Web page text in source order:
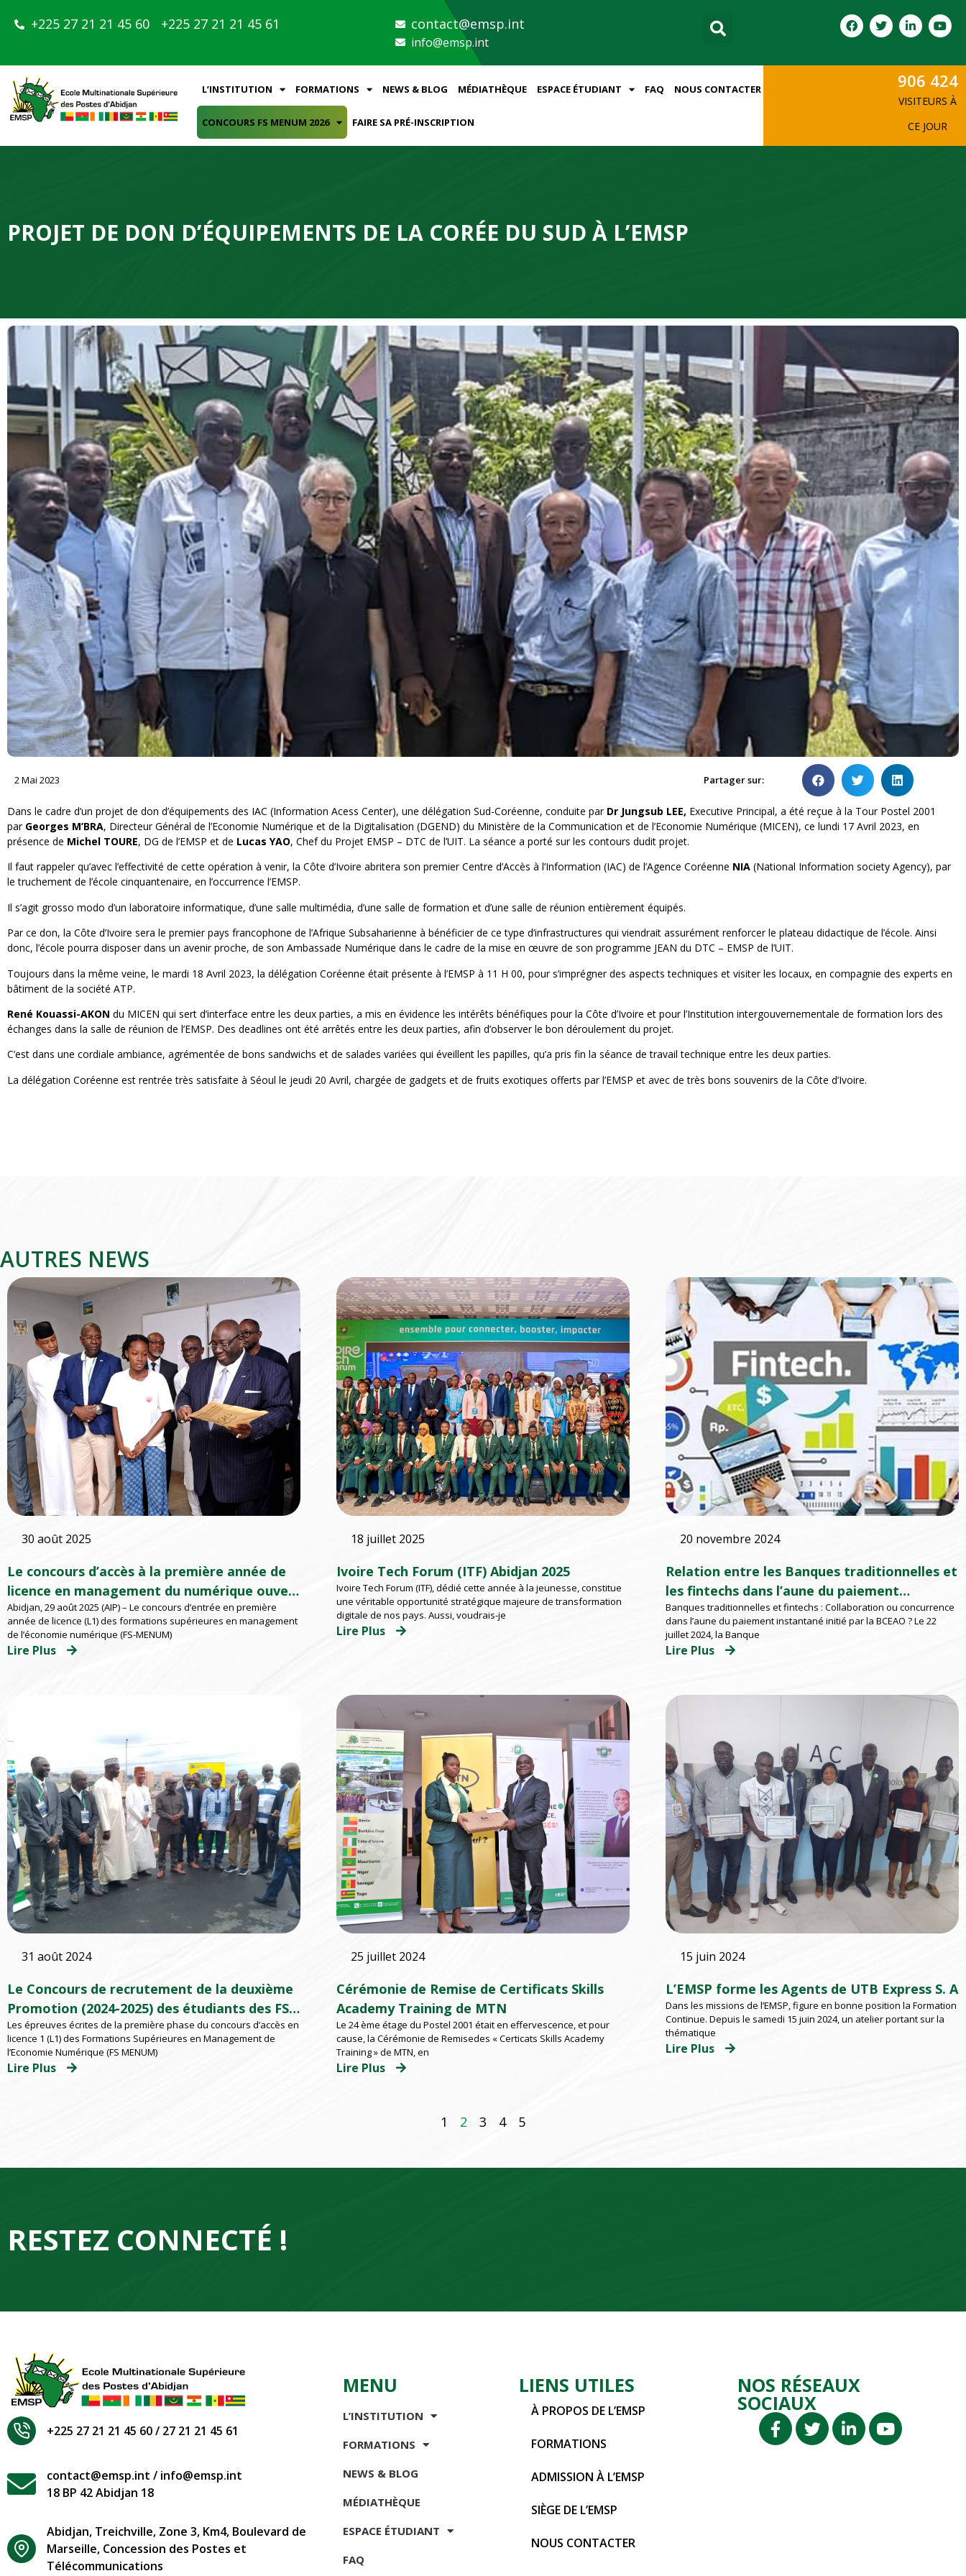
+225 27 21 21 45 60 +225 27 21 21 45 61 contact@emsp.int
info@emsp.int
L’INSTITUTION FORMATIONS NEWS & BLOG MÉDIATHÈQUE ESPACE ÉTUDIANT FAQ NOUS CONTACTER
CONCOURS FS MENUM 2026 FAIRE SA PRÉ-INSCRIPTION
906 424
VISITEURS À
CE JOUR
PROJET DE DON D’ÉQUIPEMENTS DE LA CORÉE DU SUD À L’EMSP
2 Mai 2023 Partager sur:
Dans le cadre d’un projet de don d’équipements des IAC (Information Acess Center), une délégation Sud-Coréenne, conduite par Dr Jungsub LEE, Executive Principal, a été reçue à la Tour Postel 2001
par Georges M’BRA, Directeur Général de l’Economie Numérique et de la Digitalisation (DGEND) du Ministère de la Communication et de l’Economie Numérique (MICEN), ce lundi 17 Avril 2023, en
présence de Michel TOURE, DG de l’EMSP et de Lucas YAO, Chef du Projet EMSP – DTC de l’UIT. La séance a porté sur les contours dudit projet.
Il faut rappeler qu’avec l’effectivité de cette opération à venir, la Côte d’Ivoire abritera son premier Centre d’Accès à l’Information (IAC) de l’Agence Coréenne NIA (National Information society Agency), par
le truchement de l’école cinquantenaire, en l’occurrence l’EMSP.
Il s’agit grosso modo d’un laboratoire informatique, d’une salle multimédia, d’une salle de formation et d’une salle de réunion entièrement équipés.
Par ce don, la Côte d’Ivoire sera le premier pays francophone de l’Afrique Subsaharienne à bénéficier de ce type d’infrastructures qui viendrait assurément renforcer le plateau didactique de l’école. Ainsi
donc, l’école pourra disposer dans un avenir proche, de son Ambassade Numérique dans le cadre de la mise en œuvre de son programme JEAN du DTC – EMSP de l’UIT.
Toujours dans la même veine, le mardi 18 Avril 2023, la délégation Coréenne était présente à l’EMSP à 11 H 00, pour s’imprégner des aspects techniques et visiter les locaux, en compagnie des experts en
bâtiment de la société ATP.
René Kouassi-AKON du MICEN qui sert d’interface entre les deux parties, a mis en évidence les intérêts bénéfiques pour la Côte d’Ivoire et pour l’Institution intergouvernementale de formation lors des
échanges dans la salle de réunion de l’EMSP. Des deadlines ont été arrêtés entre les deux parties, afin d’observer le bon déroulement du projet.
C’est dans une cordiale ambiance, agrémentée de bons sandwichs et de salades variées qui éveillent les papilles, qu’a pris fin la séance de travail technique entre les deux parties.
La délégation Coréenne est rentrée très satisfaite à Séoul le jeudi 20 Avril, chargée de gadgets et de fruits exotiques offerts par l’EMSP et avec de très bons souvenirs de la Côte d’Ivoire.
AUTRES NEWS
30 août 2025
Le concours d’accès à la première année de
licence en management du numérique ouvert
à l’École Multinationale Supérieure des
Postes
Abidjan, 29 août 2025 (AIP) – Le concours d’entrée en première
année de licence (L1) des formations supérieures en management
de l’économie numérique (FS-MENUM)
Lire Plus
18 juillet 2025
Ivoire Tech Forum (ITF) Abidjan 2025
Ivoire Tech Forum (ITF), dédié cette année à la jeunesse, constitue
une véritable opportunité stratégique majeure de transformation
digitale de nos pays. Aussi, voudrais-je
Lire Plus
20 novembre 2024
Relation entre les Banques traditionnelles et
les fintechs dans l’aune du paiement
instantané initié par la BCEAO.
Banques traditionnelles et fintechs : Collaboration ou concurrence
dans l’aune du paiement instantané initié par la BCEAO ? Le 22
juillet 2024, la Banque
Lire Plus
31 août 2024
Le Concours de recrutement de la deuxième
Promotion (2024-2025) des étudiants des FS
MENUM lancé
Les épreuves écrites de la première phase du concours d’accès en
licence 1 (L1) des Formations Supérieures en Management de
l’Economie Numérique (FS MENUM)
Lire Plus
25 juillet 2024
Cérémonie de Remise de Certificats Skills
Academy Training de MTN
Le 24 ème étage du Postel 2001 était en effervescence, et pour
cause, la Cérémonie de Remisedes « Certicats Skills Academy
Training » de MTN, en
Lire Plus
15 juin 2024
L’EMSP forme les Agents de UTB Express S. A
Dans les missions de l’EMSP, figure en bonne position la Formation
Continue. Depuis le samedi 15 juin 2024, un atelier portant sur la
thématique
Lire Plus
1 2 3 4 5
RESTEZ CONNECTÉ !
+225 27 21 21 45 60 / 27 21 21 45 61
contact@emsp.int / info@emsp.int
18 BP 42 Abidjan 18
Abidjan, Treichville, Zone 3, Km4, Boulevard de
Marseille, Concession des Postes et
Télécommunications
MENU
L’INSTITUTION
FORMATIONS
NEWS & BLOG
MÉDIATHÈQUE
ESPACE ÉTUDIANT
FAQ
LIENS UTILES
À PROPOS DE L’EMSP
FORMATIONS
ADMISSION À L’EMSP
SIÈGE DE L’EMSP
NOUS CONTACTER
NOS RÉSEAUX
SOCIAUX